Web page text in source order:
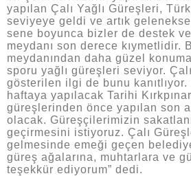
yapılan Çalı Yağlı Güreşleri,
seviyeye geldi ve artık
sene boyunca bizler de destek
meydanı son derece kıymetlidir.
meydanından daha güzel
sporu yağlı güreşleri seviyor.
gösterilen ilgi de bunu kanıtlıyor.
haftaya yapılacak Tarihi
güreşlerinden önce yapılan son
olacak. Güreşçilerimizin
geçirmesini istiyoruz. Çalı
gelmesinde emeği geçen
güreş ağalarına, muhtarlara ve
teşekkür ediyorum” dedi.